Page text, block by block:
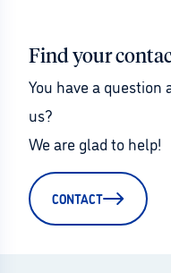
Find your
You have a
us?
We are glad to help!
CONTACT